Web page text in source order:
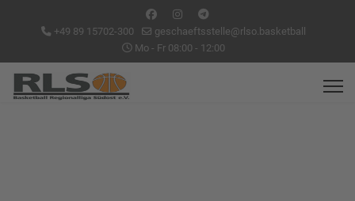
+49 89 15702-300
geschaeftsstelle@rlso.basketball
Mo - Fr 08:00 - 12:00